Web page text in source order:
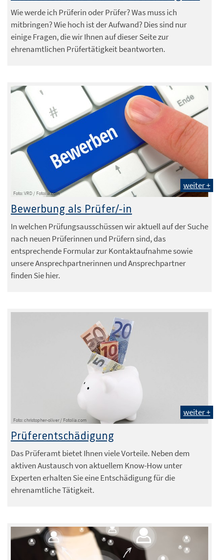
Wie werde ich Prüferin oder Prüfer? Was muss ich
mitbringen? Wie hoch ist der Aufwand? Dies sind nur
einige Fragen, die wir Ihnen auf dieser Seite zur
ehrenamtlichen Prüfertätigkeit beantworten.
Foto: VRD / Fotolia.com
weiter +
Bewerbung als Prüfer/-in
In welchen Prüfungsausschüssen wir aktuell auf der Suche
nach neuen Prüferinnen und Prüfern sind, das
entsprechende Formular zur Kontaktaufnahme sowie
unsere Ansprechpartnerinnen und Ansprechpartner
finden Sie hier.
Foto: christopher-oliver / Fotolia.com
weiter +
Prüferentschädigung
Das Prüferamt bietet Ihnen viele Vorteile. Neben dem
aktiven Austausch von aktuellem Know-How unter
Experten erhalten Sie eine Entschädigung für die
ehrenamtliche Tätigkeit.